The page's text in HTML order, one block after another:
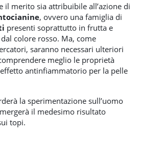
il merito sia attribuibile all’azione di
, ovvero una famiglia di
presenti soprattutto in frutta e
colore rosso. Ma, come
saranno necessari ulteriori
meglio le proprietà
antinfiammatorio per la pelle
la sperimentazione sull’uomo
il medesimo risultato
topi.